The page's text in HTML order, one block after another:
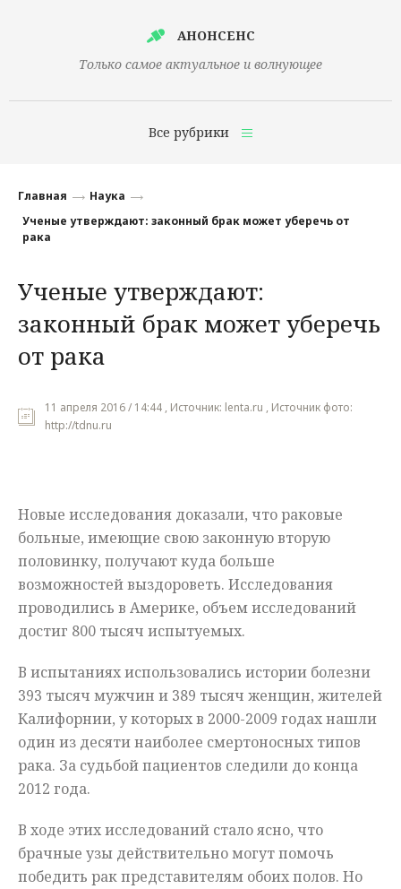
АНОНСЕНС
Только самое актуальное и волнующее
Все рубрики
Финансы
Наука
Культура
Общество
Мнения
Главная
Наука
Ученые утверждают: законный брак может уберечь от
рака
Ученые утверждают:
законный брак может уберечь
от рака
11 апреля 2016 / 14:44 , Источник: lenta.ru , Источник фото:
http://tdnu.ru
Новые исследования доказали, что раковые
больные, имеющие свою законную вторую
половинку, получают куда больше
возможностей выздороветь. Исследования
проводились в Америке, объем исследований
достиг 800 тысяч испытуемых.
В испытаниях использовались истории болезни
393 тысяч мужчин и 389 тысяч женщин, жителей
Калифорнии, у которых в 2000-2009 годах нашли
один из десяти наиболее смертоносных типов
рака. За судьбой пациентов следили до конца
2012 года.
В ходе этих исследований стало ясно, что
брачные узы действительно могут помочь
победить рак представителям обоих полов. Но